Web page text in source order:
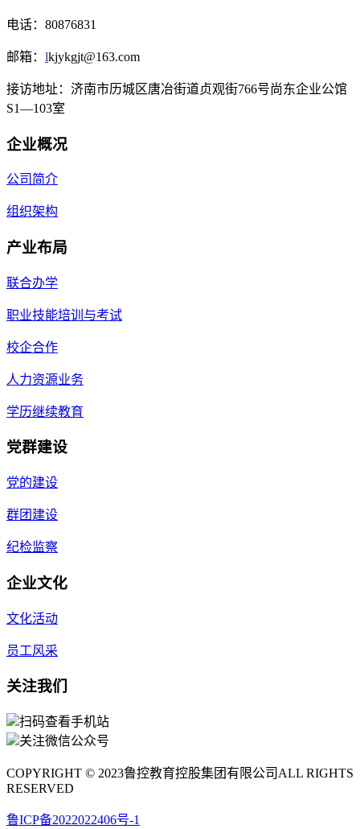
电话： 80876831
邮箱： lkjykgjt@163.com
接访地址：济南市历城区唐冶街道贞观街766号尚东企业公馆
S1—103室
企业概况
公司简介
组织架构
产业布局
联合办学
职业技能培训与考试
校企合作
人力资源业务
学历继续教育
党群建设
党的建设
群团建设
纪检监察
企业文化
文化活动
员工风采
关注我们
扫码查看手机站
关注微信公众号
COPYRIGHT © 2023鲁控教育控股集团有限公司ALL RIGHTS
RESERVED
鲁ICP备2022022406号-1